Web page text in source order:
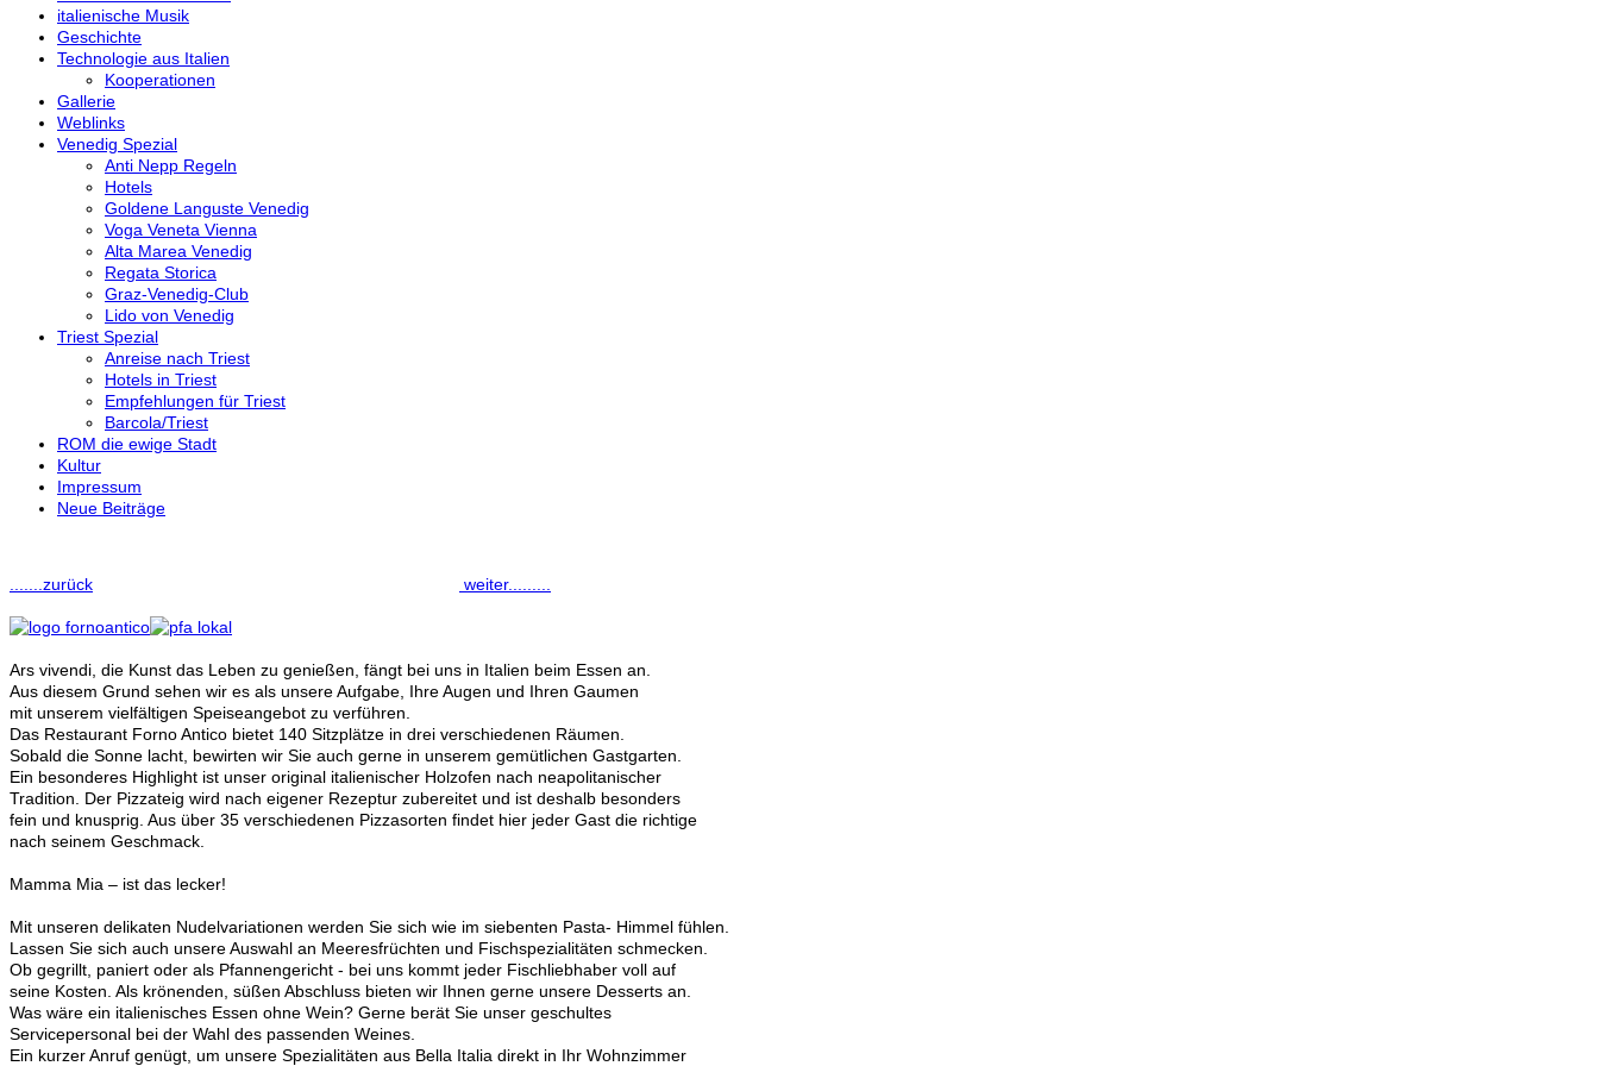
italienische Musik
Geschichte
Technologie aus Italien
Kooperationen
Gallerie
Weblinks
Venedig Spezial
Anti Nepp Regeln
Hotels
Goldene Languste Venedig
Voga Veneta Vienna
Alta Marea Venedig
Regata Storica
Graz-Venedig-Club
Lido von Venedig
Triest Spezial
Anreise nach Triest
Hotels in Triest
Empfehlungen für Triest
Barcola/Triest
ROM die ewige Stadt
Kultur
Impressum
Neue Beiträge
.......zurück weiter.........
Ars vivendi, die Kunst das Leben zu genießen, fängt bei uns in Italien beim Essen an.
Aus diesem Grund sehen wir es als unsere Aufgabe, Ihre Augen und Ihren Gaumen
mit unserem vielfältigen Speiseangebot zu verführen.
Das Restaurant Forno Antico bietet 140 Sitzplätze in drei verschiedenen Räumen.
Sobald die Sonne lacht, bewirten wir Sie auch gerne in unserem gemütlichen Gastgarten.
Ein besonderes Highlight ist unser original italienischer Holzofen nach neapolitanischer
Tradition. Der Pizzateig wird nach eigener Rezeptur zubereitet und ist deshalb besonders
fein und knusprig. Aus über 35 verschiedenen Pizzasorten findet hier jeder Gast die richtige
nach seinem Geschmack.
Mamma Mia – ist das lecker!
Mit unseren delikaten Nudelvariationen werden Sie sich wie im siebenten Pasta- Himmel fühlen.
Lassen Sie sich auch unsere Auswahl an Meeresfrüchten und Fischspezialitäten schmecken.
Ob gegrillt, paniert oder als Pfannengericht - bei uns kommt jeder Fischliebhaber voll auf
seine Kosten. Als krönenden, süßen Abschluss bieten wir Ihnen gerne unsere Desserts an.
Was wäre ein italienisches Essen ohne Wein? Gerne berät Sie unser geschultes
Servicepersonal bei der Wahl des passenden Weines.
Ein kurzer Anruf genügt, um unsere Spezialitäten aus Bella Italia direkt in Ihr Wohnzimmer